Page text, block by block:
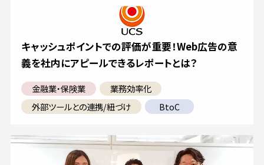
キャッシュポイントでの評価が重要！Web広告の意
義を社内にアピールできるレポートとは？
金融業・保険業
業務効率化
外部ツールとの連携/紐づけ
BtoC